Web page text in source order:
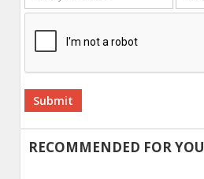
Alternative:
RECOMMENDED FOR YOU